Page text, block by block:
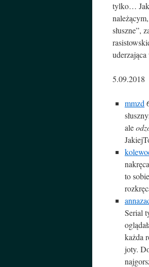
tylko… Jak
słuszne”,
5.09.2018
mmzd
ale
to
Serial
każda
joty.